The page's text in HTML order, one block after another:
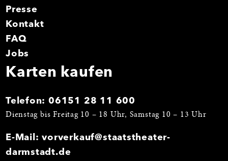
Presse
Kontakt
FAQ
Jobs
Karten kaufen
Telefon:06151 28 11 600
Dienstag bis Freitag 10 – 18 Uhr, Samstag 10 – 13 Uhr
E-Mail:vorverkauf@staatstheater-
darmstadt.de